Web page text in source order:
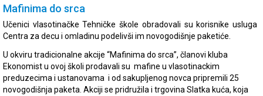
Mafinima do srca
Učenici vlasotinačke Tehničke škole obradovali su korisnike usluga
Centra za decu i omladinu podelivši im novogodišnje paketiće.
U okviru tradicionalne akcije “Mafinima do srca”, članovi kluba
Ekonomist u ovoj školi prodavali su mafine u vlasotinackim
preduzecima i ustanovama i od sakupljenog novca pripremili 25
novogodišnja paketa. Akciji se pridružila i trgovina Slatka kuća, koja